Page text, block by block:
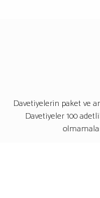
Davetiyelerin paket ve
Davetiyeler 100